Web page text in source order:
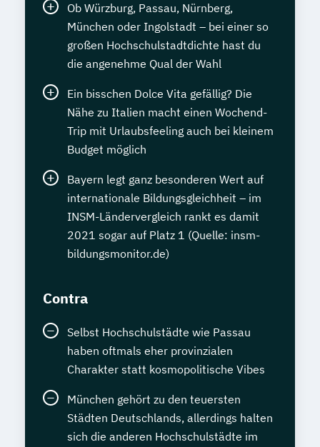
Ob Würzburg, Passau, Nürnberg,
München oder Ingolstadt – bei einer so
großen Hochschulstadtdichte hast du
die angenehme Qual der Wahl
Ein bisschen Dolce Vita gefällig? Die
Nähe zu Italien macht einen Wochend-
Trip mit Urlaubsfeeling auch bei kleinem
Budget möglich
Bayern legt ganz besonderen Wert auf
internationale Bildungsgleichheit – im
INSM-Ländervergleich rankt es damit
2021 sogar auf Platz 1 (Quelle: insm-
bildungsmonitor.de)
Contra
Selbst Hochschulstädte wie Passau
haben oftmals eher provinzialen
Charakter statt kosmopolitische Vibes
München gehört zu den teuersten
Städten Deutschlands, allerdings halten
sich die anderen Hochschulstädte im